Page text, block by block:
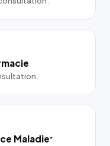
Maladie*